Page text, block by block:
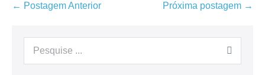
← Postagem Anterior Próxima postagem →